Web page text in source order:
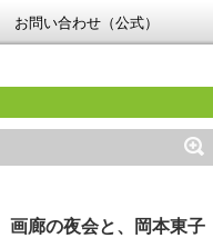
お問い合わせ（公式）
画廊の夜会と、岡本東子